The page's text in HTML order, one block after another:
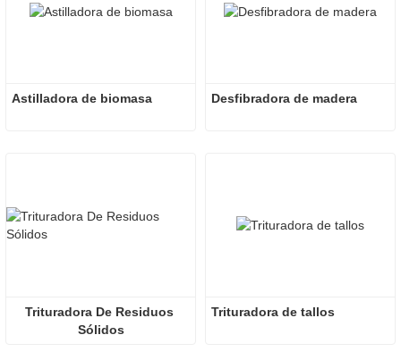
Astilladora de biomasa Desfibradora de madera
Trituradora De Residuos
Sólidos
Trituradora de tallos